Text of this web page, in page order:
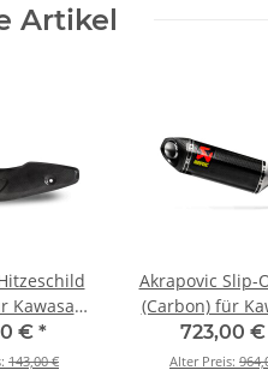
Artikel
Kawasaki
> 2024
€ *
143,00 €
Akrapovic Slip-
(Carbon) für
Ninja ZX-6R
2013 > 2020 (S-
723,00 €
Alter Preis: